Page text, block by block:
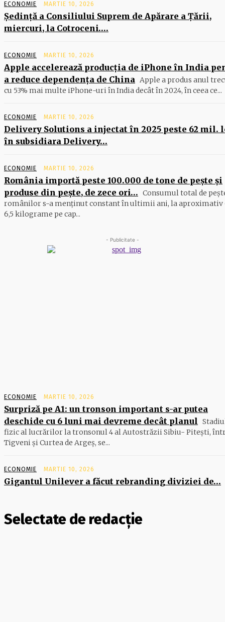
ECONOMIE MARTIE 10, 2026
Şedinţă a Consiliului Suprem de Apărare a Ţării,
miercuri, la Cotroceni….
ECONOMIE MARTIE 10, 2026
Apple accelerează producția de iPhone în India
a reduce dependența de China Apple a produs anul
cu 53% mai multe iPhone-uri în India decât în 2024, în ceea ce...
ECONOMIE MARTIE 10, 2026
Delivery Solutions a injectat în 2025 peste 62 mil.
în subsidiara Delivery…
ECONOMIE MARTIE 10, 2026
România importă peste 100.000 de tone de peşte şi
produse din peşte, de zece ori… Consumul total de
ro­mâ­nilor s-a menţinut constant în ul­timii ani, la aproximativ
6,5 ki­lograme pe cap...
- Publicitate -
ECONOMIE MARTIE 10, 2026
Surpriză pe A1: un tronson important s-ar putea
deschide cu 6 luni mai devreme decât planul
fizic al lucrărilor la tronsonul 4 al Autostrăzii Sibiu- Piteşti,
Tigveni şi Curtea de Argeş, se...
ECONOMIE MARTIE 10, 2026
Gigantul Unilever a făcut rebranding diviziei de…
Selectate de redacție